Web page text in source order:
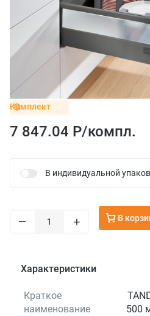
Комплект
7 847.04 Р/компл.
В индивидуальной
– + В
Характеристики
Краткое
наименование
500